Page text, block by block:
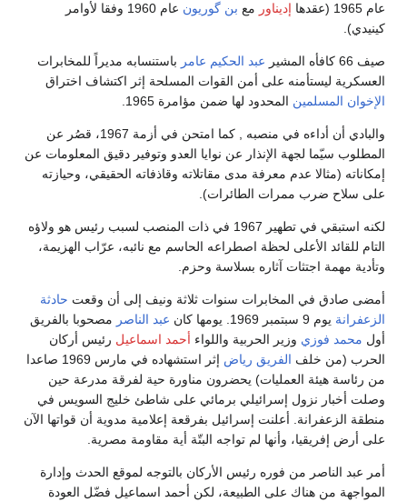
عام 1965 (عقدها
إديناور مع بن گوريون
عام 1960 وفقا لأوامر
كينيدي).
صيف 66 كافأه المشير عبد الحكيم عامر باستنسابه مديراً للمخابرات
العسكرية ليستأمنه على أمن القوات المسلحة إثر اكتشاف اختراق
الإخوان المسلمين المحدود لها ضمن مؤامرة 1965.
والبادي أن أداءه في منصبه , كما امتحن في أزمة 1967، قصُر عن
المطلوب سيّما لجهة الإنذار عن نوايا العدو وتوفير دقيق المعلومات عن
إمكاناته (مثالا عدم معرفة مدى مقاتلاته وقاذفاته الحقيقي، وحيازته
على سلاح ضرب ممرات الطائرات).
لكنه استبقي في تطهير 1967 في ذات المنصب لسبب رئيس هو ولاؤه
التام للقائد الأعلى لحظة اصطراعه الحاسم مع نائبه، عرّاب الهزيمة،
وتأدية مهمة اجتثات آثاره بسلاسة وحزم.
أمضى صادق في المخابرات سنوات ثلاثة ونيف إلى أن وقعت حادثة
الزعفرانة يوم 9 سبتمبر 1969. يومها كان عبد الناصر مصحوبا بالفريق
أول محمد فوزي وزير الحربية واللواء أحمد اسماعيل رئيس أركان
الحرب (من خلف الفريق رياض
إثر استشهاده في مارس 1969 صاعدا
من رئاسة هيئة العمليات) يحضرون مناورة حية لفرقة مدرعة حين
وصلت أخبار نزول إسرائيلي برمائي على شاطئ خليج السويس في
منطقة الزعفرانة. أعلنت إسرائيل بفرقعة إعلامية مدوية أن قواتها الآن
على أرض إفريقيا، وأنها لم تواجه البتّة أية مقاومة مصرية.
أمر عبد الناصر من فوره رئيس الأركان بالتوجه لموقع الحدث وإدارة
المواجهة من هناك على الطبيعة، لكن أحمد اسماعيل فضّل العودة